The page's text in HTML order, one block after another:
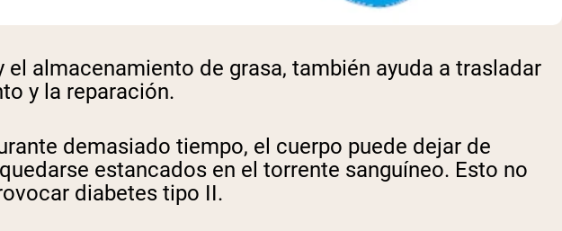
almacenamiento de grasa, también ayuda a trasladar
y la reparación.
demasiado tiempo, el cuerpo puede dejar de
estancados en el torrente sanguíneo. Esto no
diabetes tipo II.